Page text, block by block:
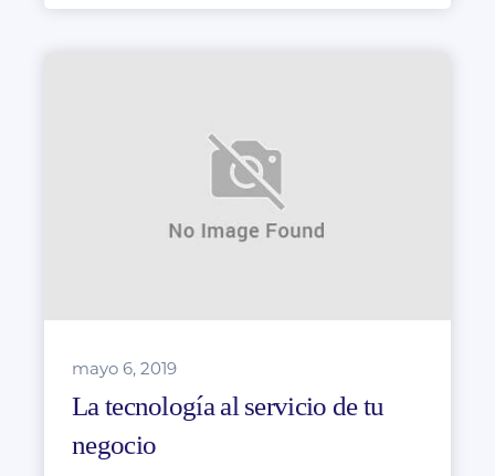
mayo 6, 2019
La tecnología al servicio de tu
negocio